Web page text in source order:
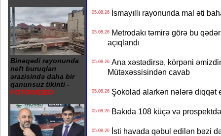
Binəqədi rayonunda
neft buruqları
ərazisində daha bir
qanunsuz tikinti -
FOTO/VİDEO
05.08.26İsmayıllı rayonunda mal əti
05.08.26Metrodakı təmirə görə bu
açıqlandı
05.08.26Ana xəstədirsə, körpəni
Mütəxəssisindən cavab
05.08.26Şokolad alarkən nələrə diqqət
05.08.26Bakıda 108 küçə və
05.08.26İsti havada qəbul edilən bəzi